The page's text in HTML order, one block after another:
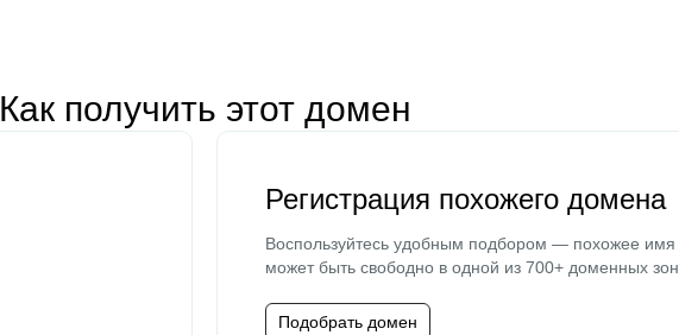
Как получить этот домен
Регистрация похожего домена
Воспользуйтесь удобным подбором — похожее имя
может быть свободно в одной из 700+ доменных зон.
Подобрать домен